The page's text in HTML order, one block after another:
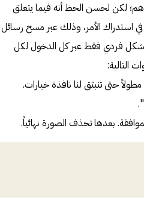
لكن لحسن الحظ أنه فيما يتعلق
استدراك الأمر، وذلك عبر مسح رسائل
فردي فقط عبر كل الدخول لكل
التالية: